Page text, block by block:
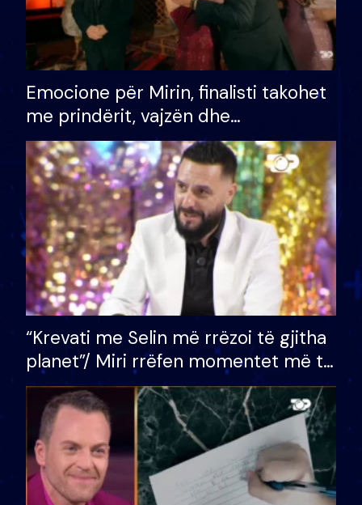
Emocione për Mirin, finalisti takohet
me prindërit, vajzën dhe
bashkëshorten: S’kemi ndonjë letër
divorci apo jo?
“Krevati me Selin më rrëzoi të gjitha
planet”/ Miri rrëfen momentet më të
bukura në shtëpinë e BB VIP: Do më
mungojë zilja e mëngjesit kur…